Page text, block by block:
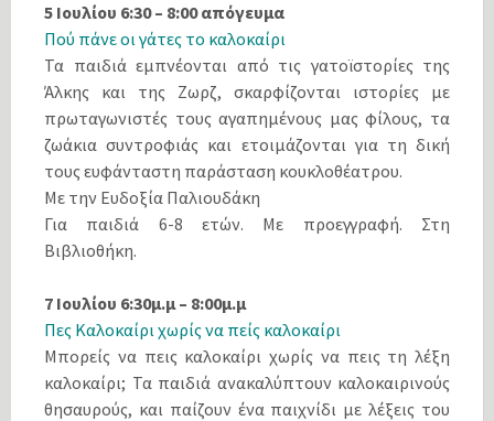
5 Ιουλίου 6:30 – 8:00 απόγευμα
Πού πάνε οι γάτες το καλοκαίρι
Τα παιδιά εμπνέονται από τις γατοϊστορίες της
Άλκης και της Ζωρζ, σκαρφίζονται ιστορίες με
πρωταγωνιστές τους αγαπημένους μας φίλους, τα
ζωάκια συντροφιάς και ετοιμάζονται για τη δική
τους ευφάνταστη παράσταση κουκλοθέατρου.
Με την Ευδοξία Παλιουδάκη
Για παιδιά 6-8 ετών. Με προεγγραφή. Στη
Βιβλιοθήκη.
7 Ιουλίου 6:30μ.μ – 8:00μ.μ
Πες Καλοκαίρι χωρίς να πείς καλοκαίρι
Μπορείς να πεις καλοκαίρι χωρίς να πεις τη λέξη
καλοκαίρι; Τα παιδιά ανακαλύπτουν καλοκαιρινούς
θησαυρούς, και παίζουν ένα παιχνίδι με λέξεις του